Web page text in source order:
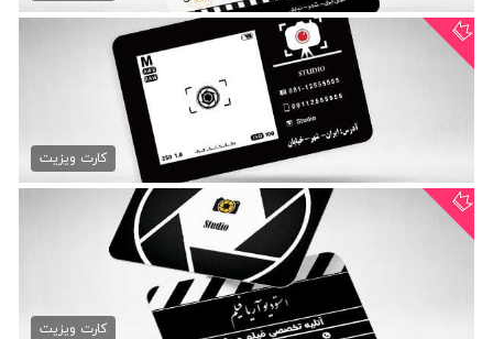
کارت ویزیت شیشه ای استودیو...
79,000 تومان
کارت ویزیت
دانلود psd کارت ویزیت...
79,000 تومان
کارت ویزیت